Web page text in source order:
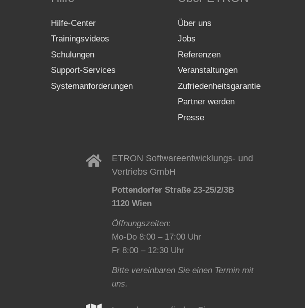
Hilfe-Center
Trainingsvideos
Schulungen
Support-Services
Systemanforderungen
Über uns
Jobs
Referenzen
Veranstaltungen
Zufriedenheitsgarantie
Partner werden
Presse
ETRON Softwareentwicklungs- und
Vertriebs GmbH
Pottendorfer Straße 23-25/2/3B
1120 Wien
Öffnungszeiten:
Mo-Do 8:00 – 17:00 Uhr
Fr 8:00 – 12:30 Uhr
Bitte vereinbaren Sie einen Termin mit
uns.